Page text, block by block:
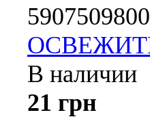
В наличии
21 грн